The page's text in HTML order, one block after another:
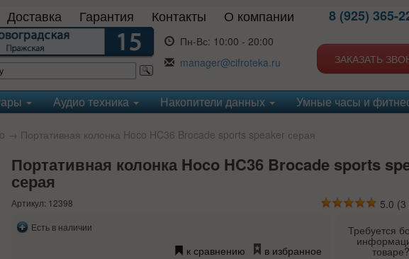
Доставка Гарантия Контакты О компании
Пн-Вс: 10:00 - 20:00
manager@cifroteka.ru
8 (925) 365-
ЗАКАЗАТЬ
Аудио техника Накопители данных Умные часы и
→ Портативная колонка Hoco HC36 Brocade sports speaker серая
Портативная колонка Hoco HC36 Brocade sports
серая
Артикул: 12398 5.0 (3
Есть в наличии
к сравнению в избранное
Требуется
товаре?